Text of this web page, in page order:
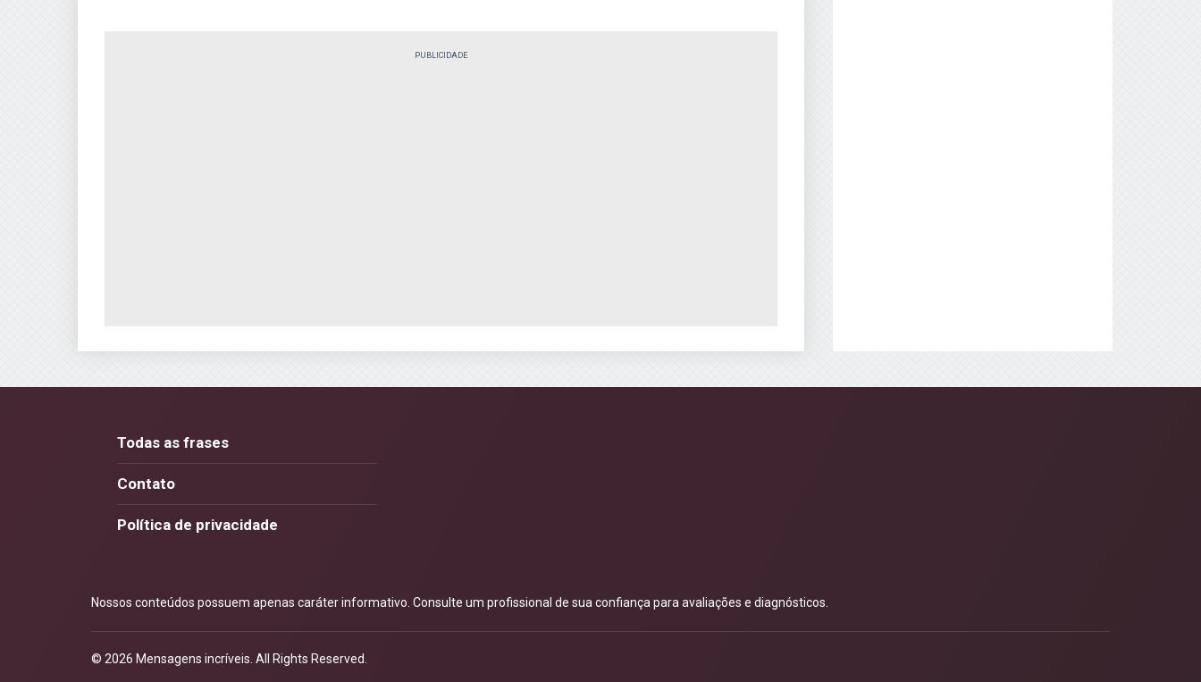
PUBLICIDADE
Todas as frases
Contato
Política de privacidade
Nossos conteúdos possuem apenas caráter informativo. Consulte um profissional de sua confiança para avaliações e diagnósticos.
© 2026 Mensagens incríveis . All Rights Reserved.